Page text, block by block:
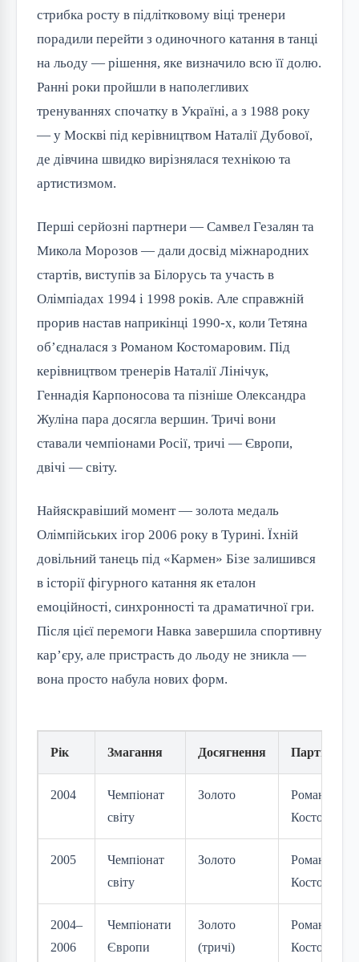
стрибка росту в підлітковому віці тренери
порадили перейти з одиночного катання в танці
на льоду — рішення, яке визначило всю її долю.
Ранні роки пройшли в наполегливих
тренуваннях спочатку в Україні, а з 1988 року
— у Москві під керівництвом Наталії Дубової,
де дівчина швидко вирізнялася технікою та
артистизмом.
Перші серйозні партнери — Самвел Гезалян та
Микола Морозов — дали досвід міжнародних
стартів, виступів за Білорусь та участь в
Олімпіадах 1994 і 1998 років. Але справжній
прорив настав наприкінці 1990-х, коли Тетяна
об’єдналася з Романом Костомаровим. Під
керівництвом тренерів Наталії Лінічук,
Геннадія Карпоносова та пізніше Олександра
Жуліна пара досягла вершин. Тричі вони
ставали чемпіонами Росії, тричі — Європи,
двічі — світу.
Найяскравіший момент — золота медаль
Олімпійських ігор 2006 року в Турині. Їхній
довільний танець під «Кармен» Бізе залишився
в історії фігурного катання як еталон
емоційності, синхронності та драматичної гри.
Після цієї перемоги Навка завершила спортивну
кар’єру, але пристрасть до льоду не зникла —
вона просто набула нових форм.
Рік Змагання Досягнення Партнер
2004
Чемпіонат
світу
Золото
Роман
Костомаров
2005
Чемпіонат
світу
Золото
Роман
Костомаров
2004–
2006
Чемпіонати
Європи
Золото
(тричі)
Роман
Костомаров